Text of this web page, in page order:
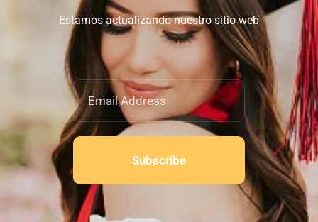
Estamos actualizando nuestro sitio web
Subscribe